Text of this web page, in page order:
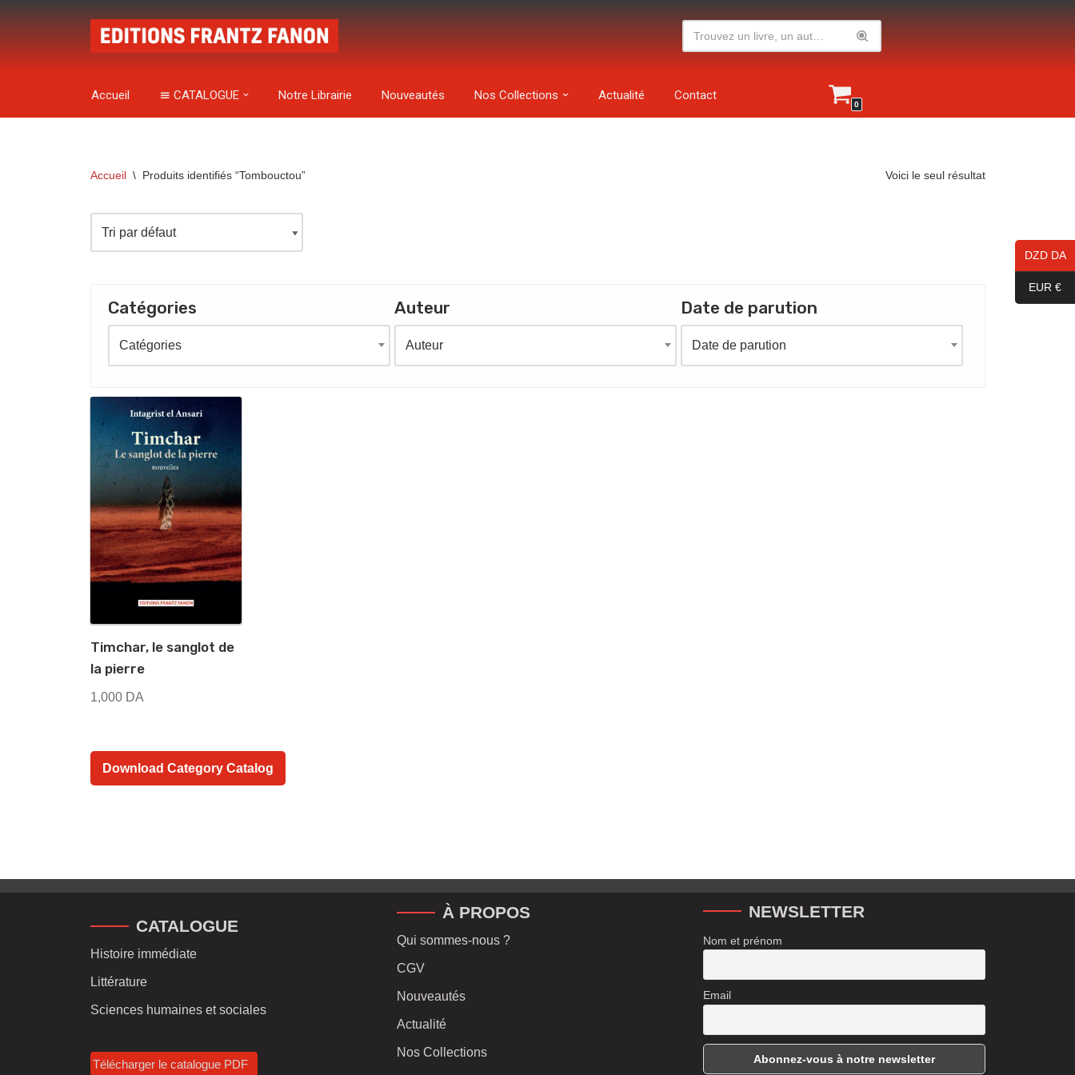
Accueil CATALOGUE Notre Librairie Nouveautés Nos Collections Actualité Contact
0
Accueil \ Produits identifiés “Tombouctou” Voici le seul résultat
Catégories
Catégories
Auteur
Auteur
Date de parution
Date de parution
Timchar, le sanglot de
la pierre
1,000 DA
Download Category Catalog
CATALOGUE
Histoire immédiate
Littérature
Sciences humaines et sociales
Télécharger le catalogue PDF
À PROPOS
Qui sommes-nous ?
CGV
Nouveautés
Actualité
Nos Collections
NEWSLETTER
Nom et prénom
Email
DZD DA
EUR €